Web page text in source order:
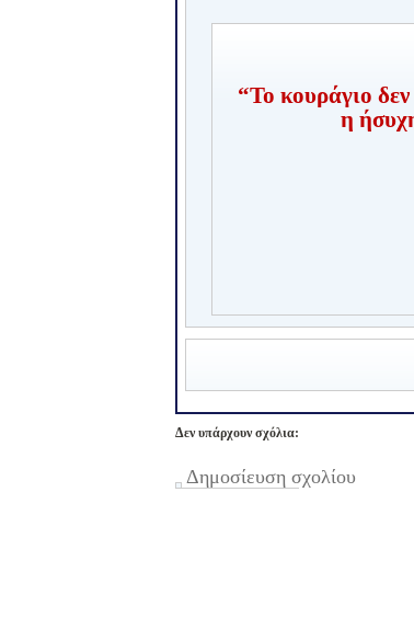
“Το κουράγιο
η
Δεν υπάρχουν σχόλια:
Δημοσίευση σχολίου